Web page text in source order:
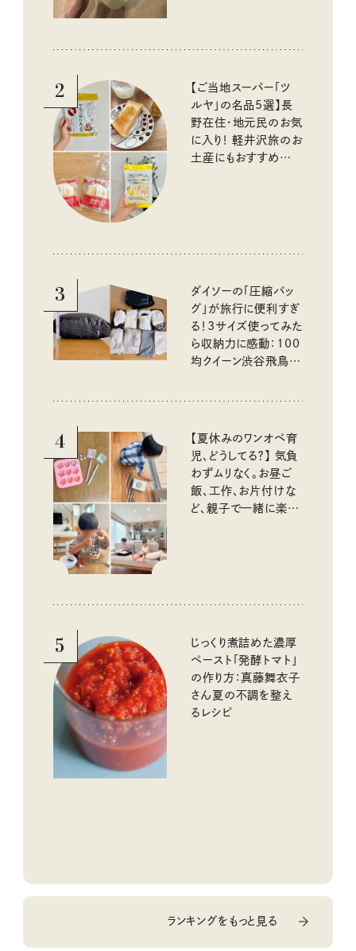
2
【ご当地スーパー「ツ
ルヤ」の名品5選】長
野在住・地元民のお気
に入り！ 軽井沢旅のお
土産にもおすすめのお
3
ダイソーの「圧縮バッ
グ」が旅行に便利すぎ
る！3サイズ使ってみた
ら収納力に感動：100
均クイーン渋谷飛鳥の
4
【夏休みのワンオペ育
児、どうしてる？】 気負
わずムリなく。お昼ご
飯、工作、お片付けな
ど、親子で一緒に楽し
5
じっくり煮詰めた濃厚
ペースト「発酵トマト」
の作り方：真藤舞衣子
さん夏の不調を整え
るレシピ
ランキングをもっと見る